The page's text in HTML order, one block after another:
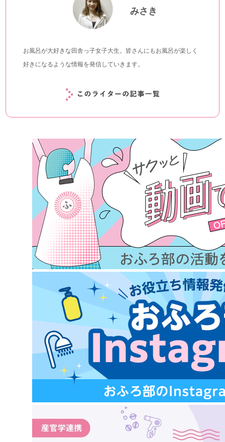
みさき
お風呂が大好きな田舎っ子女子大生。皆さんにもお風呂が楽しく
好きになるような情報を発信していきます。